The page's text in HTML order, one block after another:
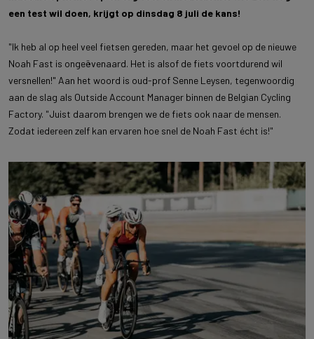
een test wil doen, krijgt op dinsdag 8 juli de kans!
"Ik heb al op heel veel fietsen gereden, maar het gevoel op de nieuwe
Noah Fast is ongeëvenaard. Het is alsof de fiets voortdurend wil
versnellen!" Aan het woord is oud-prof Senne Leysen, tegenwoordig
aan de slag als Outside Account Manager binnen de Belgian Cycling
Factory. "Juist daarom brengen we de fiets ook naar de mensen.
Zodat iedereen zelf kan ervaren hoe snel de Noah Fast écht is!"